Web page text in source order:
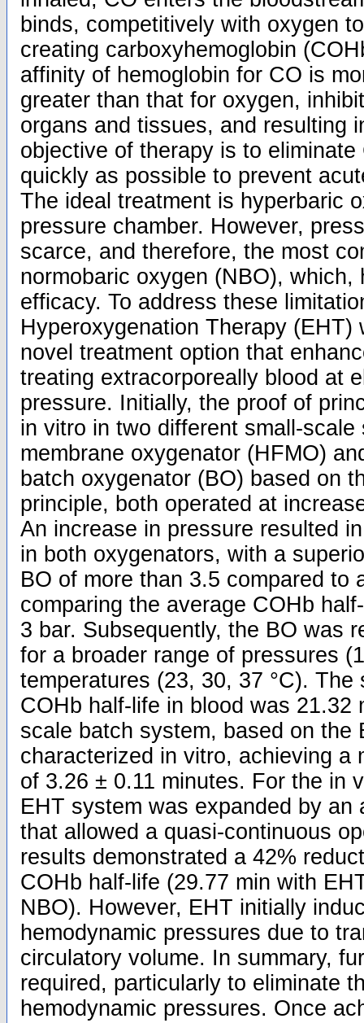
binds, competitively with oxygen
creating carboxyhemoglobin
affinity of hemoglobin for CO is
greater than that for oxygen,
organs and tissues, and resulting
objective of therapy is to
quickly as possible to prevent
The ideal treatment is hyperbaric
pressure chamber. However,
scarce, and therefore, the most
normobaric oxygen (NBO), which,
efficacy. To address these
Hyperoxygenation Therapy (EHT)
novel treatment option that
treating extracorporeally blood at
pressure. Initially, the proof of
in vitro in two different small-
membrane oxygenator (HFMO)
batch oxygenator (BO) based on
principle, both operated at
An increase in pressure resulted
in both oxygenators, with a
BO of more than 3.5 compared to
comparing the average COHb
3 bar. Subsequently, the BO was
for a broader range of pressures
temperatures (23, 30, 37 °C). The
COHb half-life in blood was 21.32
scale batch system, based on the
characterized in vitro, achieving a
of 3.26 ± 0.11 minutes. For the in
EHT system was expanded by an
that allowed a quasi-continuous
results demonstrated a 42%
COHb half-life (29.77 min with
NBO). However, EHT initially
hemodynamic pressures due to
circulatory volume. In summary,
required, particularly to eliminate
hemodynamic pressures. Once